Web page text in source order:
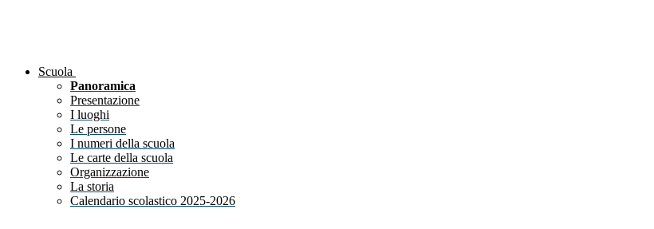
Scuola
Panoramica
Presentazione
I luoghi
Le persone
I numeri della scuola
Le carte della scuola
Organizzazione
La storia
Calendario scolastico 2025-2026